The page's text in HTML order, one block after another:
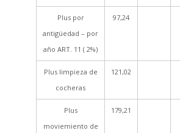
Plus por
antigüedad – por
año ART. 11 ( 2%)
97,24
Plus limpieza de
cocheras
121,02
Plus
moviemiento de
179,21